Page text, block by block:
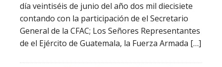
día veintiséis de junio del año dos mil diecisiete
contando con la participación de el Secretario
General de la CFAC; Los Señores Representantes
de el Ejército de Guatemala, la Fuerza Armada […]